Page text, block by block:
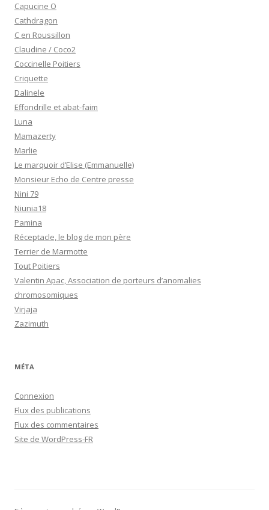
Capucine O
Cathdragon
C en Roussillon
Claudine / Coco2
Coccinelle Poitiers
Criquette
Dalinele
Effondrille et abat-faim
Luna
Mamazerty
Marlie
Le marquoir d’Elise (Emmanuelle)
Monsieur Echo de Centre presse
Nini 79
Niunia18
Pamina
Réceptacle, le blog de mon père
Terrier de Marmotte
Tout Poitiers
Valentin Apac, Association de porteurs d’anomalies
chromosomiques
Virjaja
Zazimuth
MÉTA
Connexion
Flux des publications
Flux des commentaires
Site de WordPress-FR